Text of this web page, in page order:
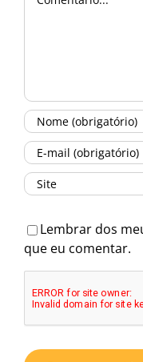
Lembrar dos
que eu comentar.